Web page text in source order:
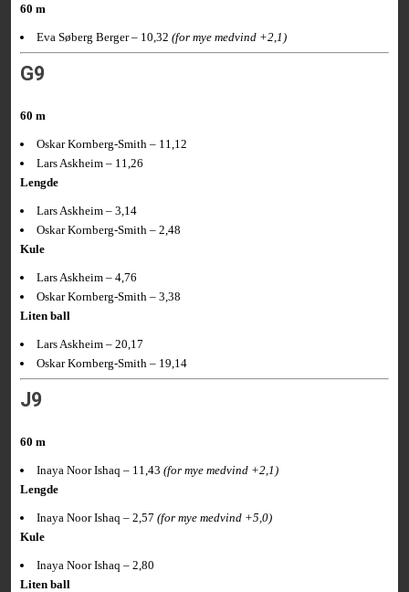
60 m
Eva Søberg Berger – 10,32(for mye medvind +2,1)
G9
60 m
Oskar Kornberg-Smith – 11,12
Lars Askheim – 11,26
Lengde
Lars Askheim – 3,14
Oskar Kornberg-Smith – 2,48
Kule
Lars Askheim – 4,76
Oskar Kornberg-Smith – 3,38
Liten ball
Lars Askheim – 20,17
Oskar Kornberg-Smith – 19,14
J9
60 m
Inaya Noor Ishaq – 11,43(for mye medvind +2,1)
Lengde
Inaya Noor Ishaq – 2,57(for mye medvind +5,0)
Kule
Inaya Noor Ishaq – 2,80
Liten ball